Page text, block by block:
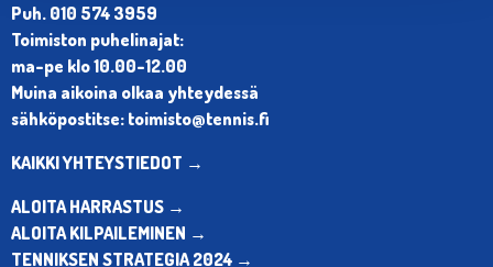
Puh. 010 574 3959
Toimiston puhelinajat:
ma-pe klo 10.00-12.00
Muina aikoina olkaa yhteydessä
sähköpostitse: toimisto@tennis.fi
KAIKKI YHTEYSTIEDOT →
ALOITA HARRASTUS →
ALOITA KILPAILEMINEN →
TENNIKSEN STRATEGIA 2024 →